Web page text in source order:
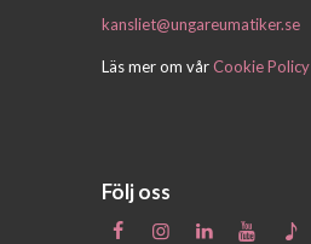
kansliet@ungareumatiker.se
Läs mer om vårCookie Policy
Följ oss